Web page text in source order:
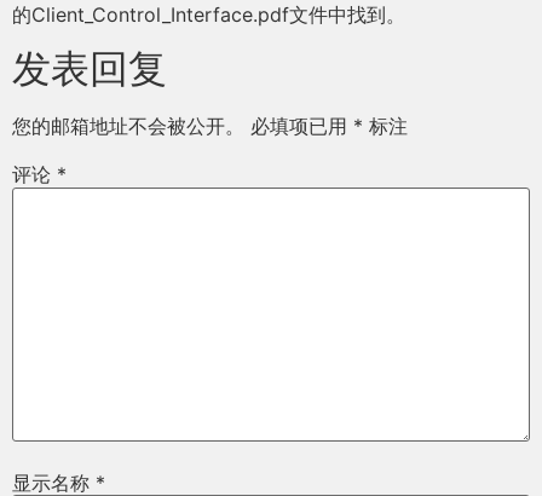
的Client_Control_Interface.pdf文件中找到。
发表回复
您的邮箱地址不会被公开。 必填项已用 * 标注
评论 *
显示名称 *